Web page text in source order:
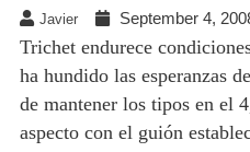
Javier September 4,
Trichet endurece
ha hundido las esperanzas
de mantener los tipos en el
aspecto con el guión